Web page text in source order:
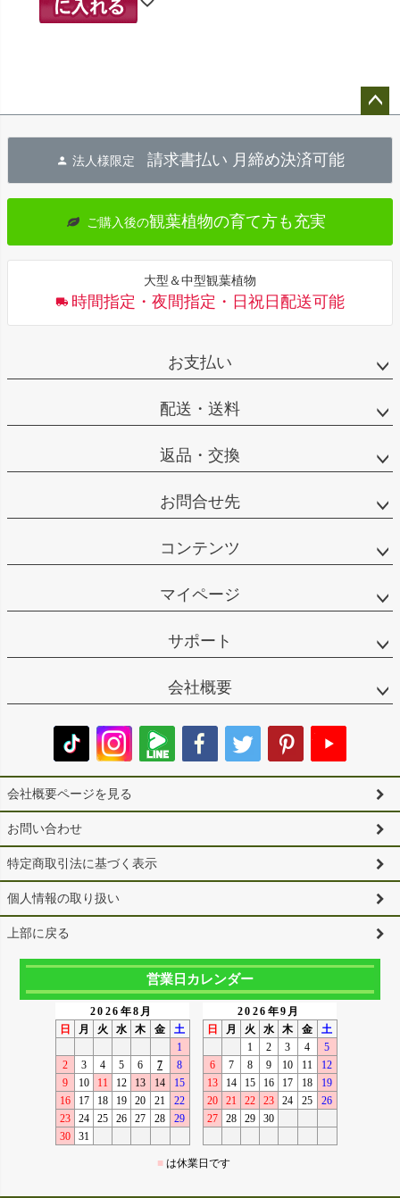
へ
法人様限定 請求書払い 月締め決済可能
ご購入後の観葉植物の育て方も充実
大型＆中型観葉植物
時間指定・夜間指定・日祝日配送可能
お支払い
配送・送料
返品・交換
お問合せ先
コンテンツ
マイページ
サポート
会社概要
会社概要ページを見る
お問い合わせ
特定商取引法に基づく表示
個人情報の取り扱い
上部に戻る
営業日カレンダー